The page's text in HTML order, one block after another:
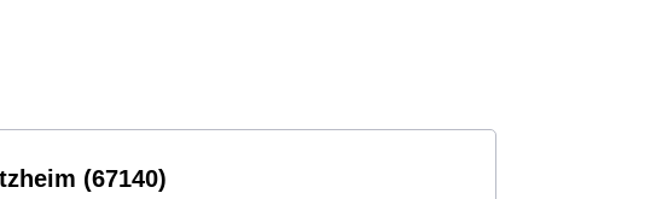
(67140)